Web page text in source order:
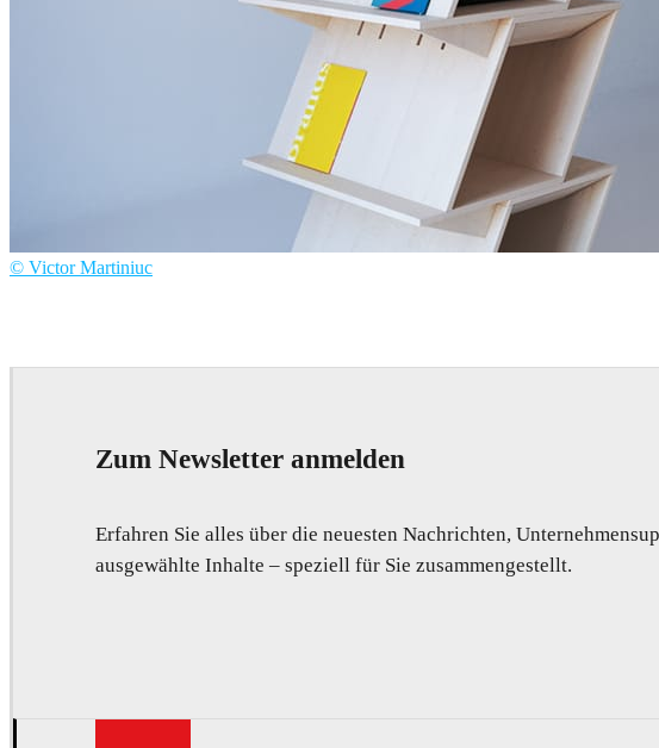
© Victor Martiniuc
Zum Newsletter anmelden
Erfahren Sie alles über die neuesten Nachrichten,
ausgewählte Inhalte – speziell für Sie zusammengestellt.